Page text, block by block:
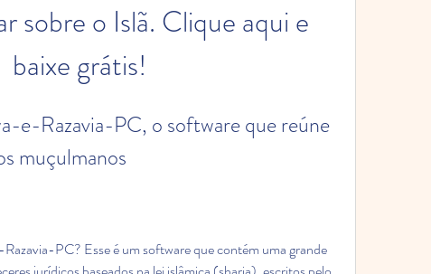
sobre o Islã. Clique aqui e
baixe grátis!
e-Razavia-PC, o software que reúne
muçulmanos
PC? Esse é um software que contém uma grande